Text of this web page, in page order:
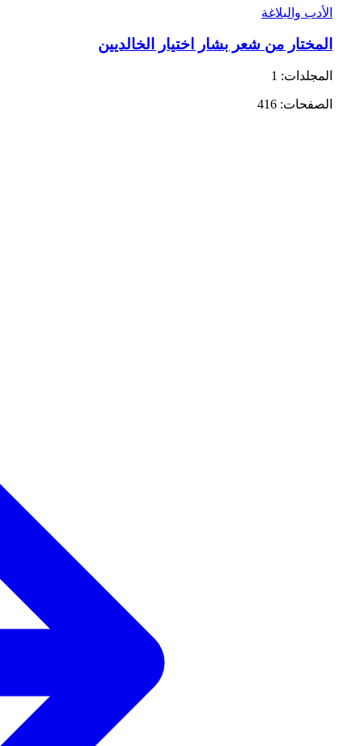
الأدب والبلاغة
المختار من شعر بشار اختيار الخالديين
المجلدات: 1
الصفحات: 416